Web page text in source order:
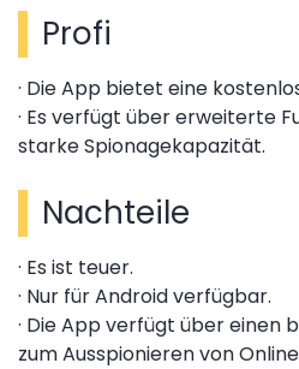
Profi
· Die App bietet eine
· Es verfügt über erweiterte
starke Spionagekapazität.
Nachteile
· Es ist teuer.
· Nur für Android verfügbar.
· Die App verfügt über einen
zum Ausspionieren von